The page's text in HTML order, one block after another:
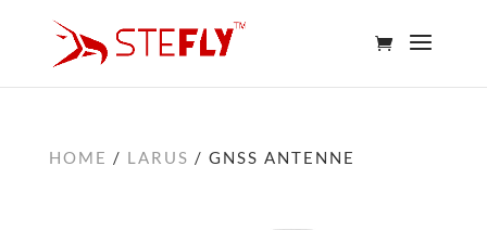
HOME / LARUS / GNSS ANTENNE